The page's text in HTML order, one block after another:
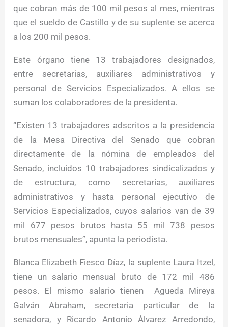
que cobran más de 100 mil pesos al mes, mientras
que el sueldo de Castillo y de su suplente se acerca
a los 200 mil pesos.
Este órgano tiene 13 trabajadores designados,
entre secretarias, auxiliares administrativos y
personal de Servicios Especializados. A ellos se
suman los colaboradores de la presidenta.
“Existen 13 trabajadores adscritos a la presidencia
de la Mesa Directiva del Senado que cobran
directamente de la nómina de empleados del
Senado, incluidos 10 trabajadores sindicalizados y
de estructura, como secretarias, auxiliares
administrativos y hasta personal ejecutivo de
Servicios Especializados, cuyos salarios van de 39
mil 677 pesos brutos hasta 55 mil 738 pesos
brutos mensuales”, apunta la periodista.
Blanca Elizabeth Fiesco Díaz, la suplente Laura Itzel,
tiene un salario mensual bruto de 172 mil 486
pesos. El mismo salario tienen Agueda Mireya
Galván Abraham, secretaria particular de la
senadora, y Ricardo Antonio Álvarez Arredondo,